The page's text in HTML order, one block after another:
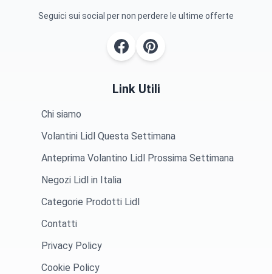
Seguici sui social per non perdere le ultime offerte
Link Utili
Chi siamo
Volantini Lidl Questa Settimana
Anteprima Volantino Lidl Prossima Settimana
Negozi Lidl in Italia
Categorie Prodotti Lidl
Contatti
Privacy Policy
Cookie Policy